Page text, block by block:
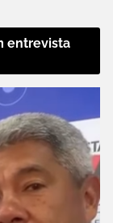
entrevista